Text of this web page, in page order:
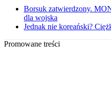
Borsuk zatwierdzony.
dla wojska
Jednak nie koreański?
Promowane treści